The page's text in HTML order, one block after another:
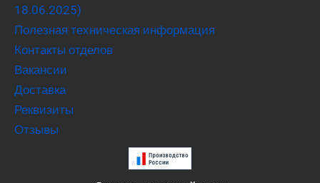
18.06.2025)
Полезная техническая информация
Контакты отделов
Вакансии
Доставка
Реквизиты
Отзывы